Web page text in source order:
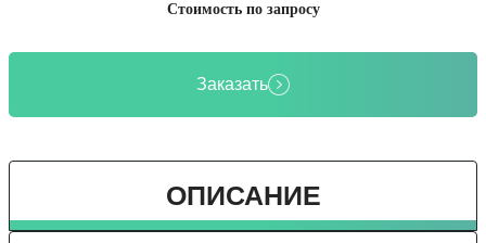
Стоимость по запросу
Заказать
ОПИСАНИЕ